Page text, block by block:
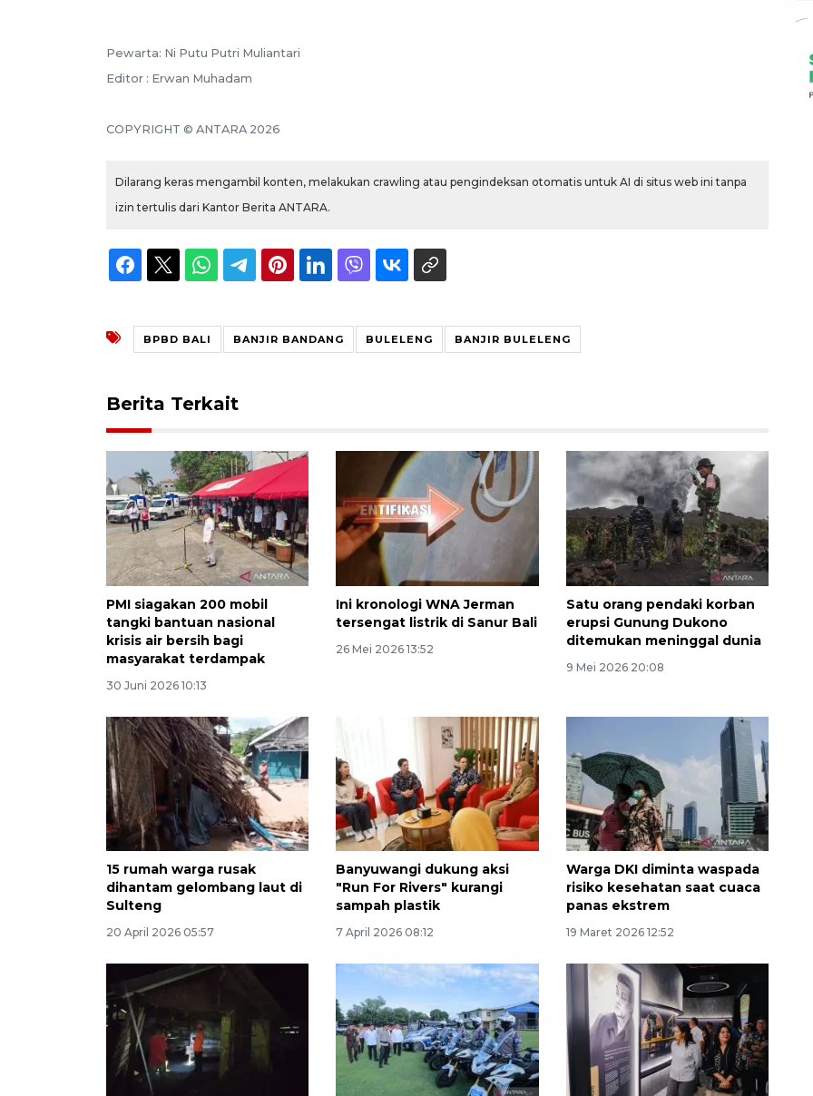
Pewarta: Ni Putu Putri Muliantari
Editor : Erwan Muhadam
COPYRIGHT © ANTARA 2026
Dilarang keras mengambil konten, melakukan crawling atau pengindeksan otomatis untuk AI di situs web ini tanpa
izin tertulis dari Kantor Berita ANTARA.
BPBD BALI BANJIR BANDANG BULELENG BANJIR BULELENG
Berita Terkait
PMI siagakan 200 mobil
tangki bantuan nasional
krisis air bersih bagi
masyarakat terdampak
30 Juni 2026 10:13
Ini kronologi WNA Jerman
tersengat listrik di Sanur Bali
26 Mei 2026 13:52
Satu orang pendaki korban
erupsi Gunung Dukono
ditemukan meninggal dunia
9 Mei 2026 20:08
15 rumah warga rusak
dihantam gelombang laut di
Sulteng
20 April 2026 05:57
Banyuwangi dukung aksi
"Run For Rivers" kurangi
sampah plastik
7 April 2026 08:12
Warga DKI diminta waspada
risiko kesehatan saat cuaca
panas ekstrem
19 Maret 2026 12:52
Awas penipuan berbasis AI
2026-08-07 13:45:00